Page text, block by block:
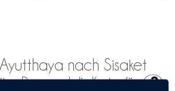
nach Sisaket
Dauer und die Kosten für